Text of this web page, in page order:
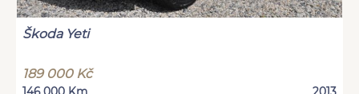
Škoda Yeti
189 000 Kč
146 000 Km 2013